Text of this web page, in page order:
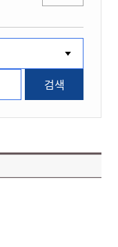
검색